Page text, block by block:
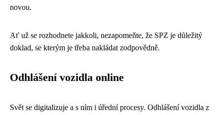
novou.
Ať už se rozhodnete jakkoli, nezapomeňte, že SPZ je důležitý
doklad, se kterým je třeba nakládat zodpovědně.
Odhlášení vozidla online
Svět se digitalizuje a s ním i úřední procesy. Odhlášení vozidla z